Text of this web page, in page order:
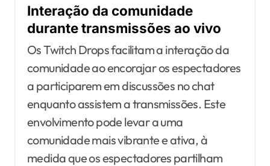
Interação da comunidade
durante transmissões ao vivo
Os Twitch Drops facilitam a interação da
comunidade ao encorajar os espectadores
a participarem em discussões no chat
enquanto assistem a transmissões. Este
envolvimento pode levar a uma
comunidade mais vibrante e ativa, à
medida que os espectadores partilham